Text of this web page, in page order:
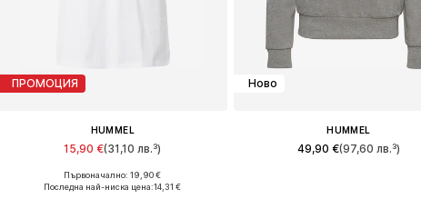
ПРОМОЦИЯ
HUMMEL
15,90 €(31,10 лв.³)
Налични размери: XS, S, M, L
Първоначално: 19,90 €
Последна най-ниска цена:14,31 €
Ново
HUMMEL
49,90 €(97,60 лв.³)